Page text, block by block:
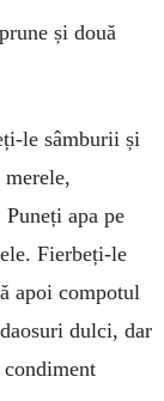
și două
le sâmburii și
apa pe
Fierbeți-le
apoi com­potul
dulci, dar
condiment